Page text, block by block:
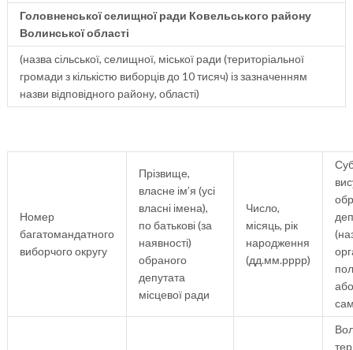
Головненської селищної ради Ковельського району
Волинської області
(назва сільської, селищної, міської ради (територіальної
громади з кількістю виборців до 10 тисяч) із зазначенням
назви відповідного району, області)
Номер
багатомандатного
виборчого округу
Прізвище,
власне ім’я (усі
власні імена),
по батькові (за
наявності)
обраного
депутата
місцевої ради
Число,
місяць, рік
народження
(дд.мм.рррр)
або